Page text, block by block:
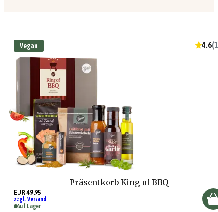
Vegan 4.6(
Präsentkorb King of BBQ
EUR 49.95
zzgl. Versand
Auf Lager